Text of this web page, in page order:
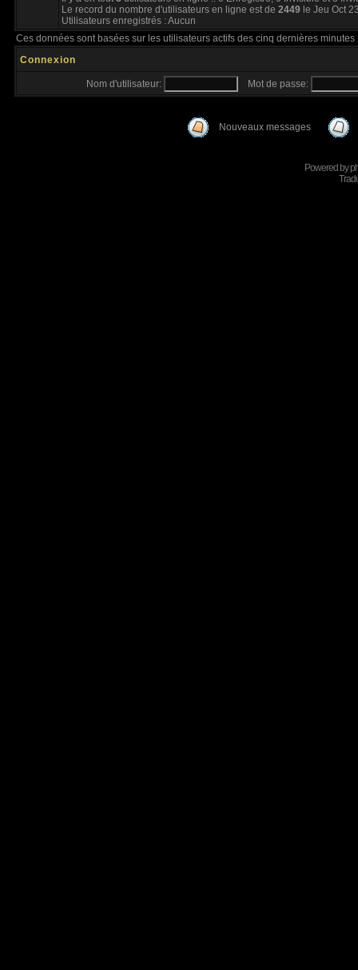
Le record du nombre d'utilisateurs en ligne est de 2449 le Jeu Oct
Utilisateurs enregistrés : Aucun
Ces données sont basées sur les utilisateurs actifs des cinq dernières minutes
Connexion
Nom d'utilisateur: Mot de passe:
Nouveaux messages
Powered by